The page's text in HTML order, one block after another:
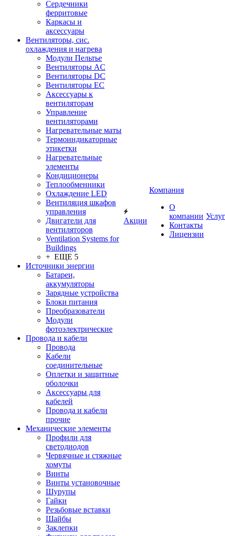
Сердечники
ферритовые
Каркасы и
аксессуары
Вентиляторы, сис.
охлаждения и нагрева
Модули Пельтье
Вентиляторы AC
Вентиляторы DC
Вентиляторы EC
Аксессуары к
вентиляторам
Управление
вентиляторами
Нагревательные маты
Термоиндикаторные
этикетки
Нагревательные
элементы
Кондиционеры
Теплообменники
Охлаждение LED
Вентиляция шкафов
управления
Двигатели для
вентиляторов
Ventilation Systems for
Buildings
+ ЕЩЕ 5
Источники энергии
Батареи,
аккумуляторы
Зарядные устройства
Блоки питания
Преобразователи
Модули
фотоэлектрические
Провода и кабели
Провода
Кабели
соединительные
Оплетки и защитные
оболочки
Аксессуары для
кабелей
Провода и кабели
прочие
Механические элементы
Профили для
светодиодов
Червячные и стяжные
хомуты
Винты
Винты установочные
Шурупы
Гайки
Резьбовые вставки
Шайбы
Заклепки
Акции
Компания
О
компании
Контакты
Лицензии